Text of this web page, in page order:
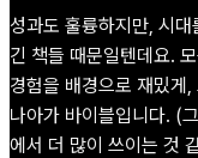
성과도 훌륭하지만, 시
긴 책들 때문일텐데요.
경험을 배경으로 재밌게
나아가 바이블입니다. (
에서 더 많이 쓰이는 것